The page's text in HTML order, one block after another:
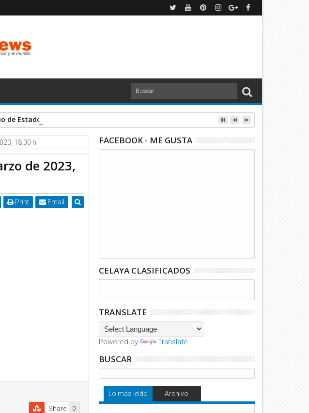
de Estado del Vaticano, a los feligreses
18:00 h.
de 2023,
Print Email
0
Share
FACEBOOK - ME GUSTA
CELAYA CLASIFICADOS
TRANSLATE
Powered by Translate
BUSCAR
Lo más leído Archivo